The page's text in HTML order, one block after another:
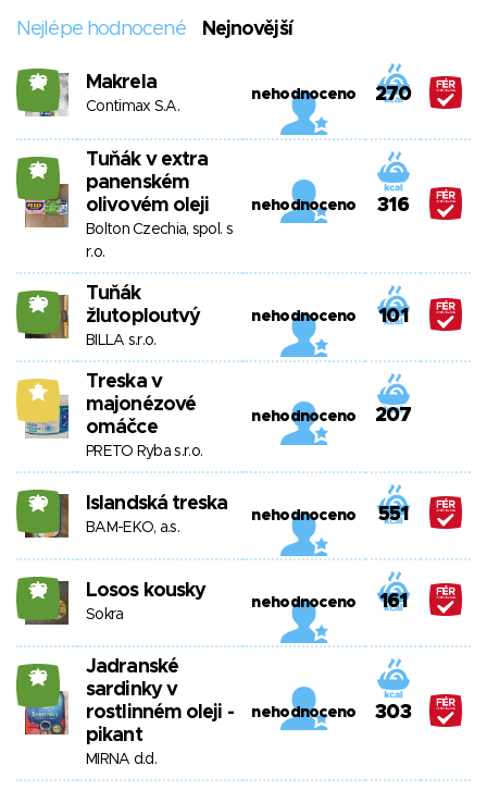
Nejlépe hodnocené Nejnovější
28 Makrela
Contimax S.A.
nehodnoceno 270
23
Tuňák v extra
panenském
olivovém oleji
Bolton Czechia, spol. s
r.o.
nehodnoceno 316
20
Tuňák
žlutoploutvý
BILLA s.r.o.
nehodnoceno 101
7
Treska v
majonézové
omáčce
PRETO Ryba s.r.o.
nehodnoceno 207
30 Islandská treska
BAM-EKO, a.s.
nehodnoceno 551
28 Losos kousky
Sokra
nehodnoceno 161
28
Jadranské
sardinky v
rostlinném oleji -
pikant
MIRNA d.d.
nehodnoceno 303